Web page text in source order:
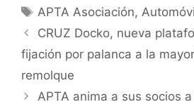
APTA Asociación,
CRUZ Docko, nueva
fijación por palanca a la
remolque
APTA anima a sus socios